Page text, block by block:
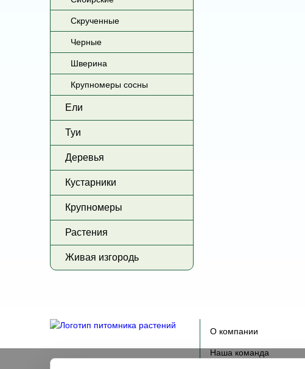
Скрученные
Черные
Шверина
Крупномеры сосны
Ели
Туи
Деревья
Кустарники
Крупномеры
Растения
Живая изгородь
О компании
Наша команда